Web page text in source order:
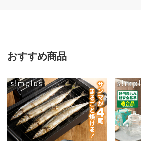
おすすめ商品